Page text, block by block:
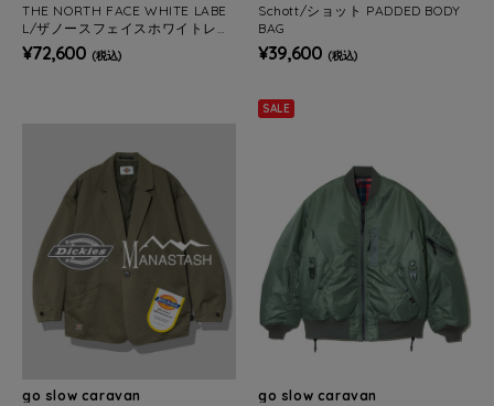
THE NORTH FACE WHITE LABE
L/ザノースフェイスホワイトレー
ベル NUPTSE SHORT JACKET(W
OMENS)
¥72,600 (税込)
Schott/ショット PADDED BODY
BAG
¥39,600 (税込)
go slow caravan
SALE
go slow caravan